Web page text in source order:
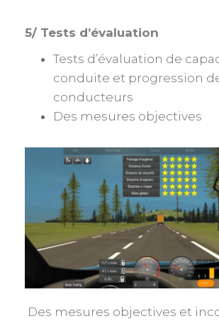
5/ Tests d’évaluation
Tests d’évaluation de
conduite et progression
conducteurs
Des mesures objectives
Des mesures objectives et